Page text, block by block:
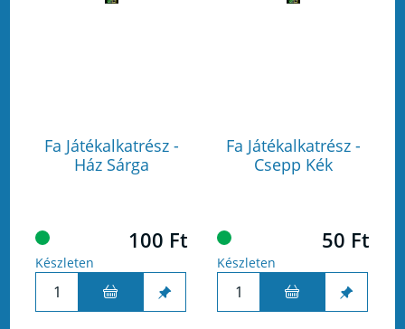
Fa Játékalkatrész -
Ház Sárga
100 Ft
Készleten
Fa Játékalkatrész -
Csepp Kék
50 Ft
Készleten